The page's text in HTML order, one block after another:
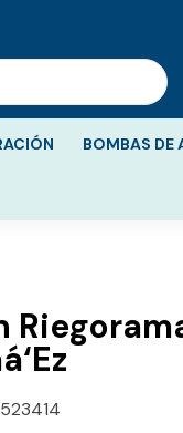
BOMBAS DE